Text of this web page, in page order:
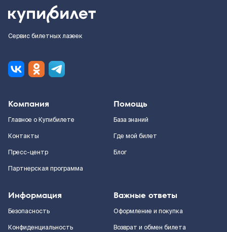
Сервис билетных лазеек
Компания
Главное о Купибилете
Контакты
Пресс-центр
Партнерская программа
Помощь
База знаний
Где мой билет
Блог
Информация
Безопасность
Конфиденциальность
Важные ответы
Оформление и покупка
Возврат и обмен билета